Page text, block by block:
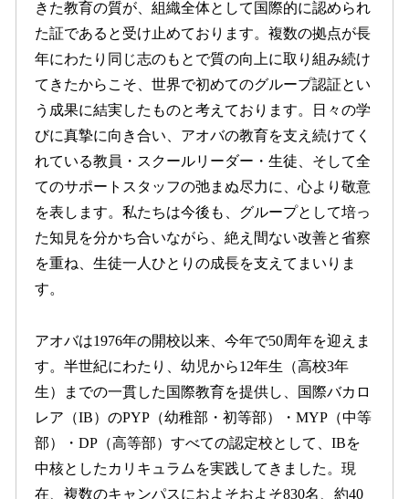
きた教育の質が、組織全体として国際的に認められ
た証であると受け止めております。複数の拠点が長
年にわたり同じ志のもとで質の向上に取り組み続け
てきたからこそ、世界で初めてのグループ認証とい
う成果に結実したものと考えております。日々の学
びに真摯に向き合い、アオバの教育を支え続けてく
れている教員・スクールリーダー・生徒、そして全
てのサポートスタッフの弛まぬ尽力に、心より敬意
を表します。私たちは今後も、グループとして培っ
た知見を分かち合いながら、絶え間ない改善と省察
を重ね、生徒一人ひとりの成長を支えてまいりま
す。
アオバは1976年の開校以来、今年で50周年を迎えま
す。半世紀にわたり、幼児から12年生（高校3年
生）までの一貫した国際教育を提供し、国際バカロ
レア（IB）のPYP（幼稚部・初等部）・MYP（中等
部）・DP（高等部）すべての認定校として、IBを
中核としたカリキュラムを実践してきました。現
在、複数のキャンパスにおよそおよそ830名、約40